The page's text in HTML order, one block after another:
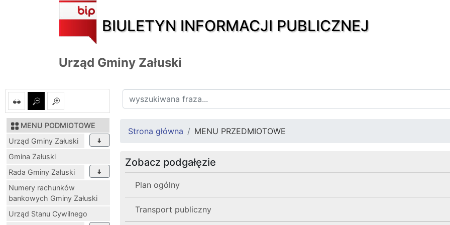
BIULETYN INFORMACJI PUBLICZNEJ
Urząd Gminy Załuski
MENU PODMIOTOWE
Urząd Gminy Załuski
Gmina Załuski
Rada Gminy Załuski
Numery rachunków
bankowych Gminy Załuski
Urząd Stanu Cywilnego
Strona główna MENU PRZEDMIOTOWE
Zobacz podgałęzie
Plan ogólny
Transport publiczny